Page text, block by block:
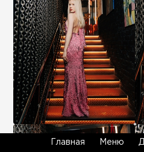
Главная Меню